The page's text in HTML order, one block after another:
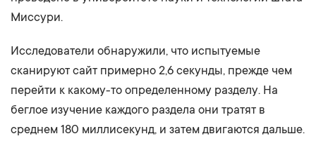
Миссури.
Исследователи обнаружили, что испытуемые
сканируют сайт примерно 2,6 секунды, прежде чем
перейти к какому-то определенному разделу. На
беглое изучение каждого раздела они тратят в
среднем 180 миллисекунд, и затем двигаются дальше.